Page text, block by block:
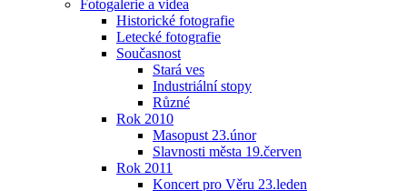
Fotogalerie a videa
Historické fotografie
Letecké fotografie
Současnost
Stará ves
Industriální stopy
Různé
Rok 2010
Masopust 23.únor
Slavnosti města 19.červen
Rok 2011
Koncert pro Věru 23.leden